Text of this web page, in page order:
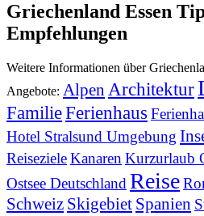
Griechenland Essen
Empfehlungen
Weitere Informationen über
Angebote: Alpen Architektur
FamilieFerienhaus
Hotel Stralsund Umgebung
ReisezieleKanaren Kurzurlaub
Ostsee Deutschland Reise
Schweiz Skigebiet Spanien